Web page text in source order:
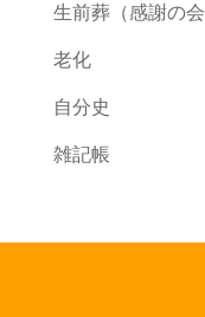
生前葬（感謝の会
老化
自分史
雑記帳